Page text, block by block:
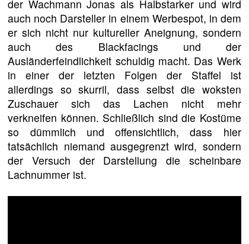
der Wachmann Jonas als Halbstarker und wird
auch noch Darsteller in einem Werbespot, in dem
er sich nicht nur kultureller Aneignung, sondern
auch des Blackfacings und der
Ausländerfeindlichkeit schuldig macht. Das Werk
in einer der letzten Folgen der Staffel ist
allerdings so skurril, dass selbst die woksten
Zuschauer sich das Lachen nicht mehr
verkneifen können. Schließlich sind die Kostüme
so dümmlich und offensichtlich, dass hier
tatsächlich niemand ausgegrenzt wird, sondern
der Versuch der Darstellung die scheinbare
Lachnummer ist.